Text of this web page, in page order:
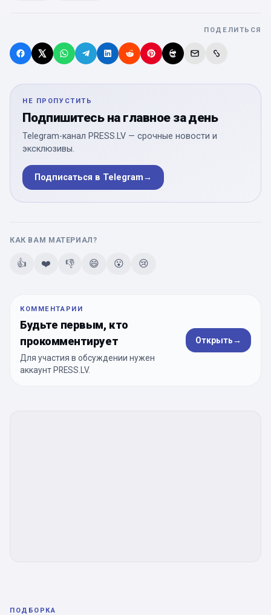
ПОДЕЛИТЬСЯ
НЕ ПРОПУСТИТЬ
Подпишитесь на главное за день
Telegram-канал PRESS.LV — срочные новости и
эксклюзивы.
Подписаться в Telegram→
КАК ВАМ МАТЕРИАЛ?
👍 ❤️ 👎 😄 😮 😢
КОММЕНТАРИИ
Будьте первым, кто
прокомментирует
Для участия в обсуждении нужен
аккаунт PRESS.LV.
Открыть→
ПОДБОРКА